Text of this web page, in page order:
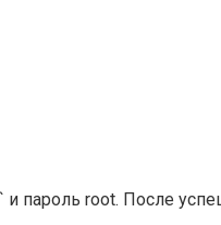
пароль root. После